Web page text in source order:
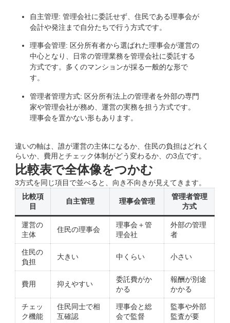
自主管理: 管理会社に委託せず、住民である理事会が
会計や発注まで自分たちで行う方式です。
理事会管理: 区分所有者から選ばれた理事会が運営の
中心となり、日常の管理業務を管理会社に委託する
方式です。多くのマンションが採る一般的な形で
す。
管理者管理方式: 区分所有法上の管理者を外部の専門
家や管理会社が務め、運営の実務を担う方式です。
理事会を置かない形もあります。
違いの軸は、誰が運営の主体になるか、住民の負担はどれく
らいか、費用とチェック体制がどう変わるか、の3点です。
比較表で全体像をつかむ
3方式を同じ項目で並べると、向き不向きが見えてきます。
比較項
目
自主管理 理事会管理
管理者管理
方式
運営の
主体
住民の理事会
理事会＋管
理会社
外部の管理
者
住民の
負担
大きい 中くらい 小さい
費用 抑えやすい
委託費がか
かる
報酬が別途
かかる
チェッ
ク機能
住民同士で相
互確認
理事会と総
会で監督
監事や外部
監査が要